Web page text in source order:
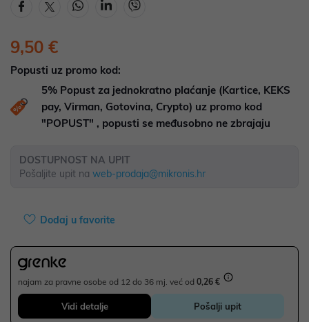
9,50 €
Popusti uz promo kod:
5% Popust za jednokratno plaćanje (Kartice, KEKS
pay, Virman, Gotovina, Crypto) uz promo kod
"POPUST" , popusti se međusobno ne zbrajaju
DOSTUPNOST NA UPIT
Pošaljite upit na web-prodaja@mikronis.hr
Dodaj u favorite
najam za pravne osobe od 12 do 36 mj. već od 0,26 €
Vidi detalje Pošalji upit